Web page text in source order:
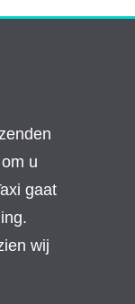
u
gaat
wij